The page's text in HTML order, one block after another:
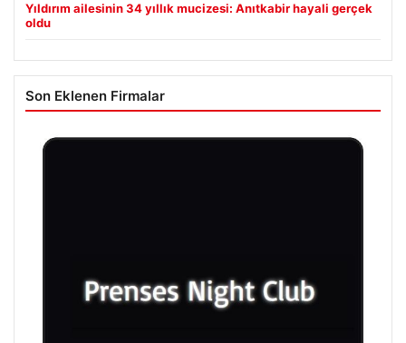
Yıldırım ailesinin 34 yıllık mucizesi: Anıtkabir hayali gerçek
oldu
Son Eklenen Firmalar